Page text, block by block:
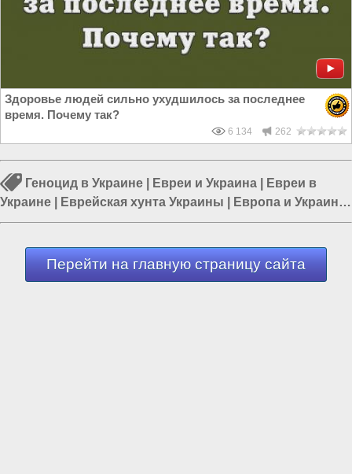
Здоровье людей сильно ухудшилось за последнее
время. Почему так?
6 134 262
Геноцид в Украине Евреи и Украина
Евреи в
Украине
Еврейская хунта Украины Европа и Украина|
Россия и Запад|Россия и Украина
Перейти на главную страницу сайта